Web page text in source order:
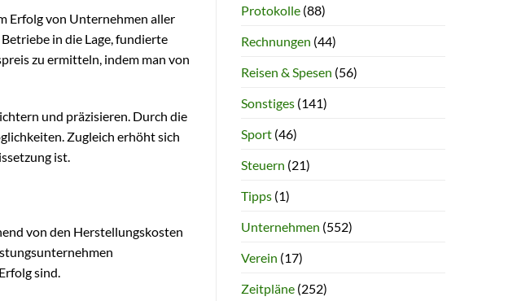
Erfolg von Unternehmen aller
Betriebe in die Lage, fundierte
zu ermitteln, indem man von
und präzisieren. Durch die
Zugleich erhöht sich
ist.
von den Herstellungskosten
sind.
Protokolle(88)
Rechnungen (44)
Reisen & Spesen (56)
Sonstiges(141)
Sport(46)
Steuern (21)
Tipps(1)
Unternehmen (552)
Verein (17)
Zeitpläne(252)